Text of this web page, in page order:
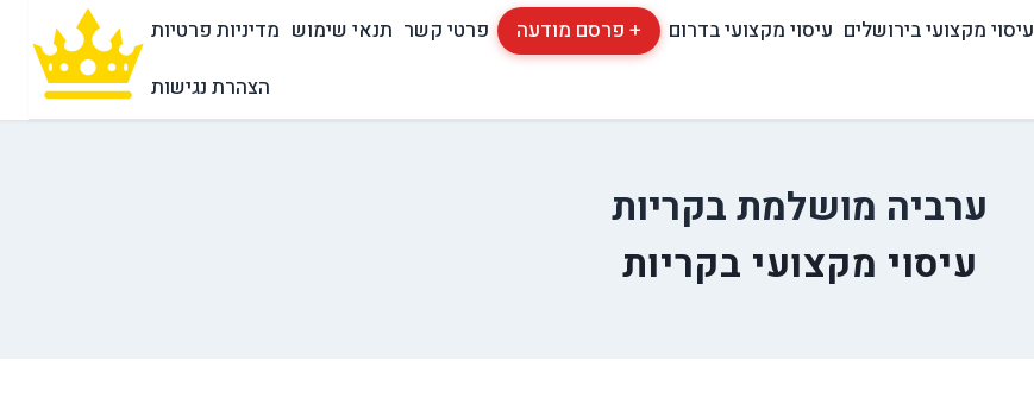
עיסוי מקצועי בירושלים עיסוי מקצועי בדרום + פרסם מודעה פרטי קשר תנאי שימוש מדיניות פרטיות
הצהרת נגישות
ערביה מושלמת בקריות
עיסוי מקצועי בקריות